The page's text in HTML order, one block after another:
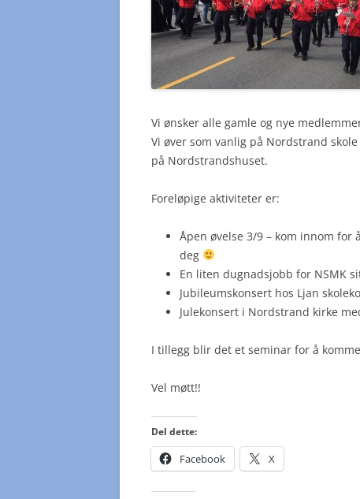
Vi ønsker alle gamle og nye
Vi øver som vanlig på Nordstrand
på Nordstrandshuset.
Foreløpige aktiviteter er:
Åpen øvelse 3/9 – kom innom for
deg
En liten dugnadsjobb for NSMK
Jubileumskonsert hos Ljan
Julekonsert i Nordstrand kirke
I tillegg blir det et seminar for å
Vel møtt!!
Del dette:
Facebook X